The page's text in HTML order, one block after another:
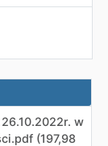
w
.pdf (197,98